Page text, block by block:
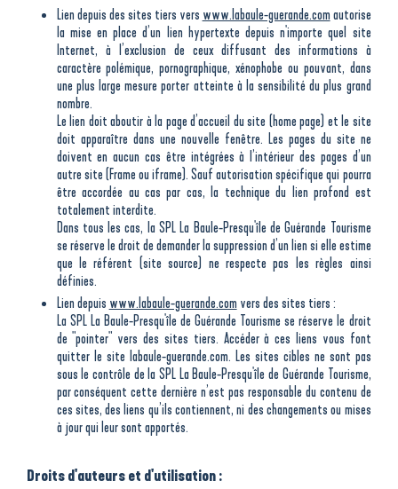
Lien depuis des sites tiers vers www.labaule-guerande.comautorise
la mise en place d’un lien hypertexte depuis n'importe quel site
Internet, à l’exclusion de ceux diffusant des informations à
caractère polémique, pornographique, xénophobe ou pouvant, dans
une plus large mesure porter atteinte à la sensibilité du plus grand
nombre.
Le lien doit aboutir à la page d’accueil du site (home page) et le site
doit apparaître dans une nouvelle fenêtre. Les pages du site ne
doivent en aucun cas être intégrées à l’intérieur des pages d’un
autre site (Frame ou iframe). Sauf autorisation spécifique qui pourra
être accordée au cas par cas, la technique du lien profond est
totalement interdite.
Dans tous les cas, la SPL La Baule-Presqu'île de Guérande Tourisme
se réserve le droit de demander la suppression d’un lien si elle estime
que le référent (site source) ne respecte pas les règles ainsi
définies.
Lien depuis www.labaule-guerande.com vers des sites tiers :
La SPL La Baule-Presqu'île de Guérande Tourisme se réserve le droit
de "pointer" vers des sites tiers. Accéder à ces liens vous font
quitter le site labaule-guerande.com. Les sites cibles ne sont pas
sous le contrôle de la SPL La Baule-Presqu'île de Guérande Tourisme,
par conséquent cette dernière n’est pas responsable du contenu de
ces sites, des liens qu’ils contiennent, ni des changements ou mises
à jour qui leur sont apportés.
Droits d'auteurs et d'utilisation :